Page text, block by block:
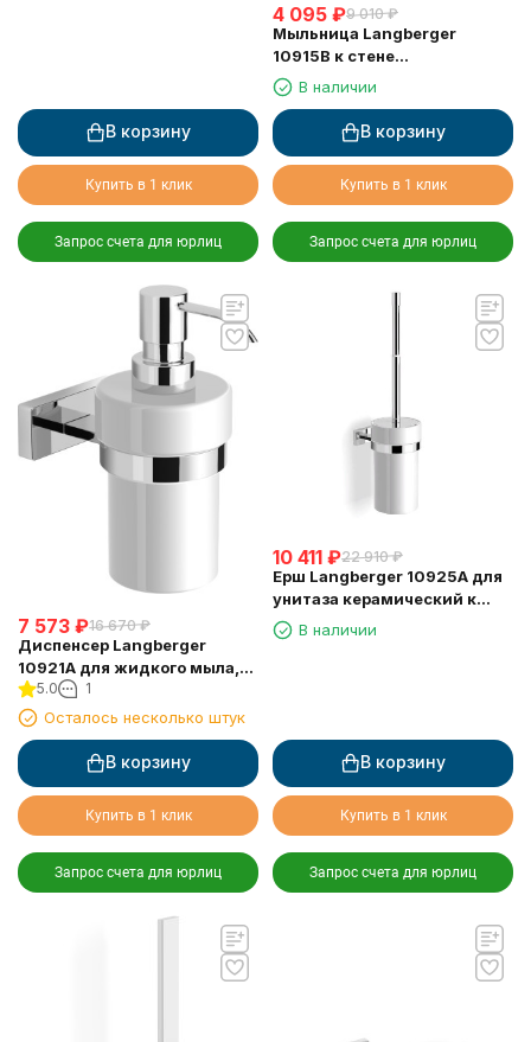
В корзину
Купить в 1 клик
Запрос счета для юрлиц
4 095 ₽9 010 ₽
Мыльница Langberger
10915B к стене
хромированная
В наличии
В корзину
Купить в 1 клик
Запрос счета для юрлиц
7 573 ₽16 670 ₽
Диспенсер Langberger
10921A для жидкого мыла,
керамический, к стене
круглый
5.0 1
Осталось несколько штук
В корзину
Купить в 1 клик
Запрос счета для юрлиц
10 411 ₽22 910 ₽
Ерш Langberger 10925A для
унитаза керамический к
стене круглый
В наличии
В корзину
Купить в 1 клик
Запрос счета для юрлиц